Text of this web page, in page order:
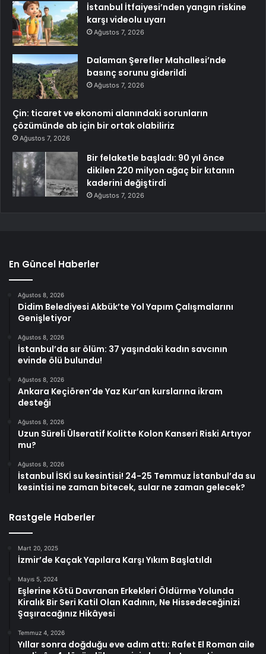
İstanbul İtfaiyesi’nden yangın riskine
karşı videolu uyarı
Ağustos 7, 2026
Dalaman Şerefler Mahallesi’nde
basınç sorunu giderildi
Ağustos 7, 2026
Çin: ticaret ve ekonomi alanındaki sorunların
çözümünde ab için bir ortak olabiliriz
Ağustos 7, 2026
Bir felaketle başladı: 90 yıl önce
dikilen 220 milyon ağaç bir kıtanın
kaderini değiştirdi
Ağustos 7, 2026
En Güncel Haberler
Ağustos 8, 2026
Didim Belediyesi Akbük’te Yol Yapım Çalışmalarını
Genişletiyor
Ağustos 8, 2026
İstanbul’da sır ölüm: 37 yaşındaki kadın savcının
evinde ölü bulundu!
Ağustos 8, 2026
Ankara Keçiören’de Yaz Kur’an kurslarına ikram
desteği
Ağustos 8, 2026
Uzun Süreli Ülseratif Kolitte Kolon Kanseri Riski Artıyor
mu?
Ağustos 8, 2026
İstanbul İSKİ su kesintisi! 24-25 Temmuz İstanbul’da su
kesintisi ne zaman bitecek, sular ne zaman gelecek?
Rastgele Haberler
Mart 20, 2025
İzmir’de Kaçak Yapılara Karşı Yıkım Başlatıldı
Mayıs 5, 2024
Eşlerine Kötü Davranan Erkekleri Öldürme Yolunda
Kiralık Bir Seri Katil Olan Kadının, Ne Hissedeceğinizi
Şaşıracağınız Hikâyesi
Temmuz 4, 2026
Yıllar sonra doğduğu eve adım attı: Rafet El Roman aile